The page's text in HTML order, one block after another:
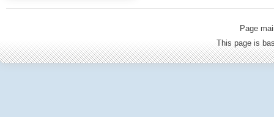
Page
This page is